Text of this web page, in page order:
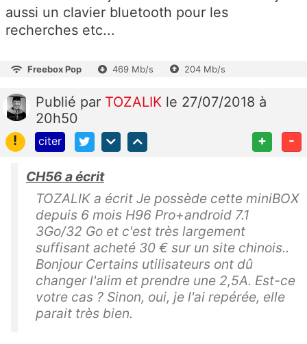
aussi un clavier bluetooth pour les
recherches etc...
Freebox Pop 469 Mb/s 204 Mb/s
Publié par TOZALIK le 27/07/2018 à
20h50
!
citer + -
CH56 a écrit
TOZALIK a écrit Je possède cette miniBOX
depuis 6 mois H96 Pro+android 7.1
3Go/32 Go et c'est très largement
suffisant acheté 30 € sur un site chinois..
Bonjour Certains utilisateurs ont dû
changer l'alim et prendre une 2,5A. Est-ce
votre cas ? Sinon, oui, je l'ai repérée, elle
parait très bien.